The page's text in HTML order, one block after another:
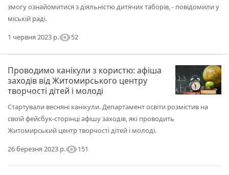
змогу ознайомитися з діяльністю дитячих таборів, - повідомили у
міській раді.
1 червня 2023 р.visibility52
Проводимо канікули з користю: афіша
заходів від Житомирського центру
творчості дітей і молоді
Стартували весняні канікули. Департамент освіти розмістив на
своїй фейсбук-сторінці афішу заходів, які проводить
Житомирський центр творчості дітей і молоді.
26 березня 2023 р.visibility151